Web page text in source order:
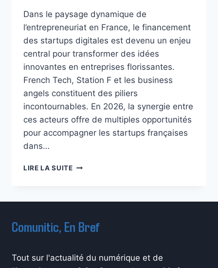
Dans le paysage dynamique de
l’entrepreneuriat en France, le financement
des startups digitales est devenu un enjeu
central pour transformer des idées
innovantes en entreprises florissantes.
French Tech, Station F et les business
angels constituent des piliers
incontournables. En 2026, la synergie entre
ces acteurs offre de multiples opportunités
pour accompagner les startups françaises
dans…
LIRE LA SUITEFINANCER
TECH,
ET
Comunitic, En Bref
Tout sur l'actualité du numérique et de